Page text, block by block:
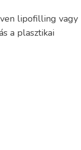
lipofilling vagy
a plasztikai